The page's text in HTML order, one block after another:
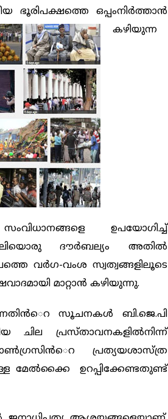
ഭൂരിപക്ഷത്തെ ഒപ്പംനിര്‍ത്താന്‍
കഴിയുന്ന
ഉപയോഗിച്ച്
ദൗര്‍ബല്യം അതില്‍
വര്‍ഗ-വംശ സ്വത്വങ്ങളിലൂടെ
മാറ്റാന്‍ കഴിയുന്നു.
സൂചനകള്‍ ബി.ജെ.പി
പ്രസ്താവനകളില്‍നിന്ന്
പ്രത്യയശാസ്ത്ര
മേല്‍ക്കൈ ഉറപ്പിക്കേണ്ടതുണ്ട്